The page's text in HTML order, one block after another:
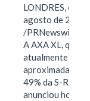
LONDRES, 6 de
agosto de 2026
/PRNewswire/ --
A AXA XL, que
atualmente
49% da S-RM,
anunciou hoje